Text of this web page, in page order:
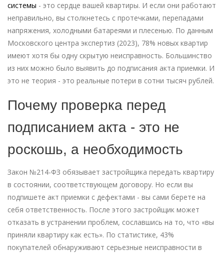
системы - это сердце вашей квартиры. И если они работают
неправильно, вы столкнетесь с протечками, перепадами
напряжения, холодными батареями и плесенью. По данным
Московского центра экспертиз (2023), 78% новых квартир
имеют хотя бы одну скрытую неисправность. Большинство
из них можно было выявить до подписания акта приемки. И
это не теория - это реальные потери в сотни тысяч рублей.
Почему проверка перед
подписанием акта - это не
роскошь, а необходимость
Закон №214-ФЗ обязывает застройщика передать квартиру
в состоянии, соответствующем договору. Но если вы
подпишете акт приемки с дефектами - вы сами берете на
себя ответственность. После этого застройщик может
отказать в устранении проблем, сославшись на то, что «вы
приняли квартиру как есть». По статистике, 43%
покупателей обнаруживают серьезные неисправности в